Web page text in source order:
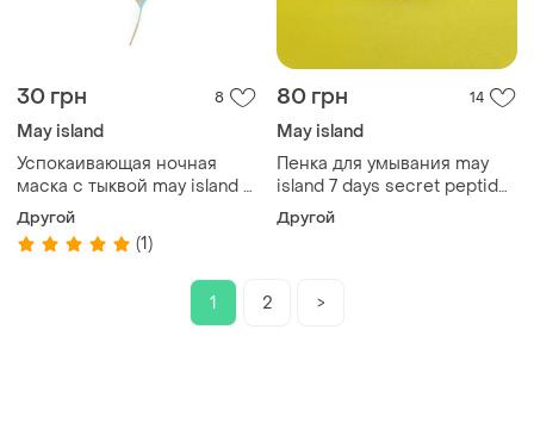
30 грн 8
May island
Успокаивающая ночная
маска с тыквой may island 7
days secret healing pumpkin
sleeping pack, 5 мл.
Другой
(1)
80 грн 14
May island
Пенка для умывания may
island 7 days secret peptide
8 plus cleansing
Другой
1 2 >